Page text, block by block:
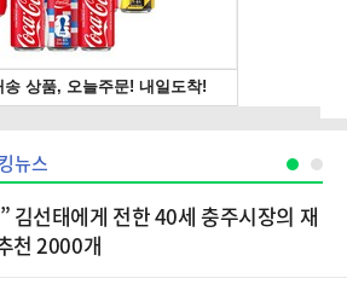
뉴스
김선태에게 전한 40세 충주시장의 재
천 2000개